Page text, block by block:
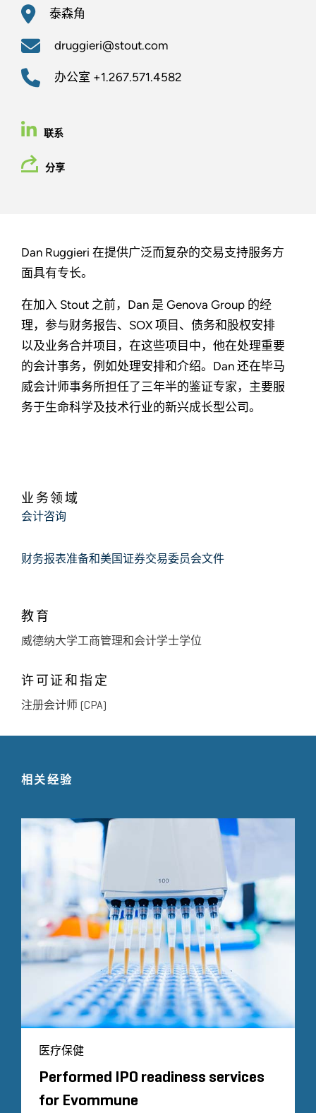
泰森角
druggieri@stout.com
办公室 +1.267.571.4582
联系
分享
Dan Ruggieri 在提供广泛而复杂的交易支持服务方
面具有专长。
在加入 Stout 之前，Dan 是 Genova Group 的经
理，参与财务报告、SOX 项目、债务和股权安排
以及业务合并项目，在这些项目中，他在处理重要
的会计事务，例如处理安排和介绍。Dan 还在毕马
威会计师事务所担任了三年半的鉴证专家，主要服
务于生命科学及技术行业的新兴成长型公司。
业务领域
会计咨询
财务报表准备和美国证券交易委员会文件
教育
威德纳大学工商管理和会计学士学位
许可证和指定
注册会计师 (CPA)
相关经验
医疗保健
Performed IPO readiness services
for Evommune